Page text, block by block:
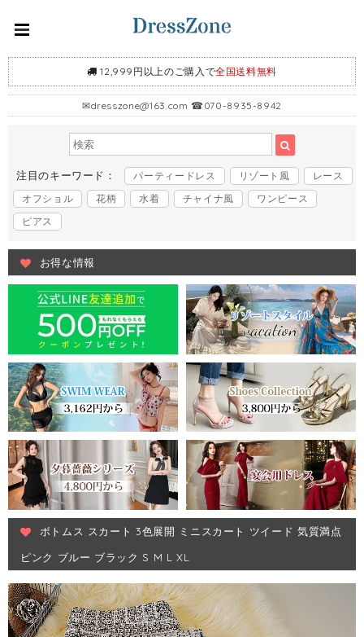
12,999円以上のご購入で全国送料無料
✉dresszone@163.com ☎070-8935-8942
注目のキーワード： パーティードレス リゾート風
レース
オフショル
花柄 水着 チャイナ風
ワンピース
ピアス
お得な情報
ボトムス スカート 3色展開 ミニスカート ツイード 気質満点
ピンク ブルー ブラック S M L XL